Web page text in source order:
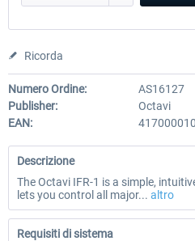
Ricorda
Numero Ordine:
AS16127
Publisher:
Octavi
EAN:
Descrizione
The Octavi IFR-1 is a simple,
lets you control all major... altro
Requisiti di sistema